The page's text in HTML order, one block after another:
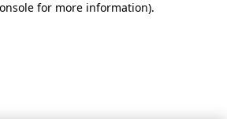
for more information).